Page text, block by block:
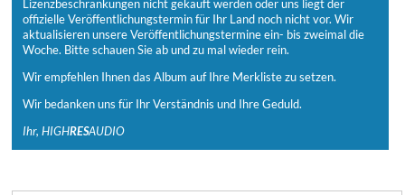
Lizenzbeschränkungen nicht gekauft werden oder uns liegt der
offizielle Veröffentlichungstermin für Ihr Land noch nicht vor. Wir
aktualisieren unsere Veröffentlichungstermine ein- bis zweimal die
Woche. Bitte schauen Sie ab und zu mal wieder rein.
Wir empfehlen Ihnen das Album auf Ihre Merkliste zu setzen.
Wir bedanken uns für Ihr Verständnis und Ihre Geduld.
Ihr, HIGHRESAUDIO